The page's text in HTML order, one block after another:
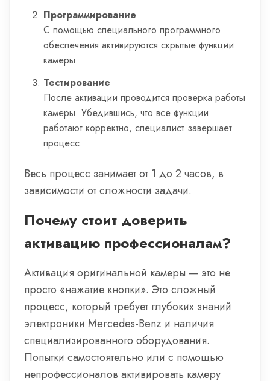
Программирование
С помощью специального программного
обеспечения активируются скрытые функции
камеры.
Тестирование
После активации проводится проверка работы
камеры. Убедившись, что все функции
работают корректно, специалист завершает
процесс.
Весь процесс занимает от 1 до 2 часов, в
зависимости от сложности задачи.
Почему стоит доверить
активацию профессионалам?
Активация оригинальной камеры — это не
просто «нажатие кнопки». Это сложный
процесс, который требует глубоких знаний
электроники Mercedes-Benz и наличия
специализированного оборудования.
Попытки самостоятельно или с помощью
непрофессионалов активировать камеру